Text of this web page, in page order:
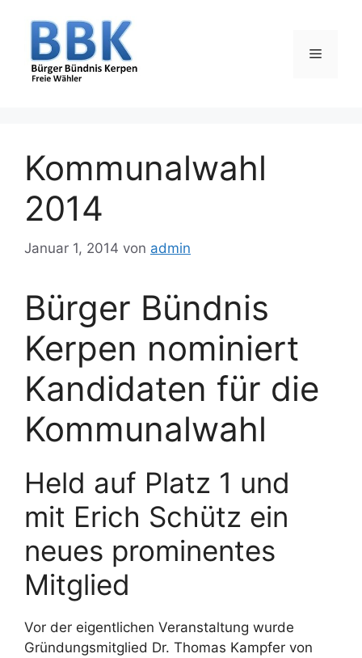
springen
Menü
Kommunalwahl
2014
Januar 1, 2014 von admin
Bürger Bündnis
Kerpen nominiert
Kandidaten für die
Kommunalwahl
Held auf Platz 1 und
mit Erich Schütz ein
neues prominentes
Mitglied
Vor der eigentlichen Veranstaltung wurde
Gründungsmitglied Dr. Thomas Kampfer von